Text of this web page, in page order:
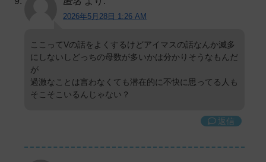
2026年5月28日 1:26 AM
ここってVの話をよくするけどアイマスの話なんか滅多
にしないしどっちの母数が多いかは分かりそうなもんだ
が
過激なことは言わなくても潜在的に不快に思ってる人も
そこそこいるんじゃない？
返信